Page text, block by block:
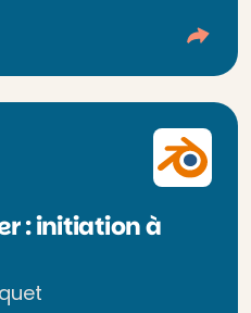
: initiation à